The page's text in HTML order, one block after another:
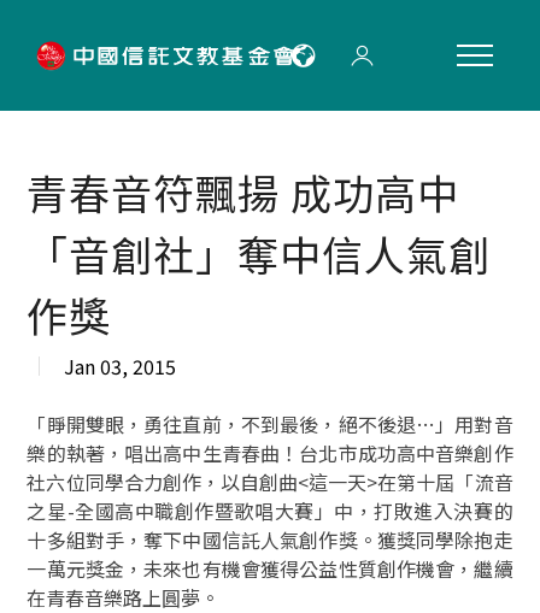
青春音符飄揚 成功高中
「音創社」奪中信人氣創
作獎
Jan 03, 2015
「睜開雙眼，勇往直前，不到最後，絕不後退…」用對音
樂的執著，唱出高中生青春曲！台北市成功高中音樂創作
社六位同學合力創作，以自創曲<這一天>在第十屆「流音
之星-全國高中職創作暨歌唱大賽」中，打敗進入決賽的
十多組對手，奪下中國信託人氣創作獎。獲獎同學除抱走
一萬元獎金，未來也有機會獲得公益性質創作機會，繼續
在青春音樂路上圓夢。